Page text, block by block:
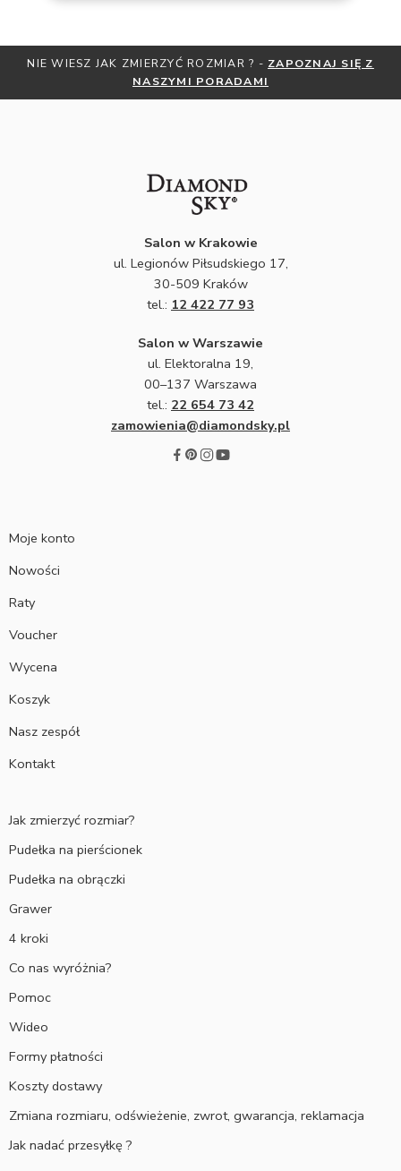
SIĘ Z
OTRZYMAJ BEZPŁATNĄ MIARKĘ JUBILERSKĄ
ZNIŻKIZAPISZ SIĘ DO
Salon w Krakowie
ul. Legionów Piłsudskiego 17,
30-509 Kraków
tel.: 12 422 77 93
Salon w Warszawie
ul. Elektoralna 19,
00–137 Warszawa
tel.: 22 654 73 42
zamowienia@diamondsky.pl
Moje konto
Nowości
Raty
Voucher
Wycena
Koszyk
Nasz zespół
Kontakt
Jak zmierzyć rozmiar?
Pudełka na pierścionek
Pudełka na obrączki
Grawer
4 kroki
Co nas wyróżnia?
Pomoc
Wideo
Formy płatności
Koszty dostawy
Zmiana rozmiaru, odświeżenie, zwrot, gwarancja, reklamacja
Jak nadać przesyłkę ?